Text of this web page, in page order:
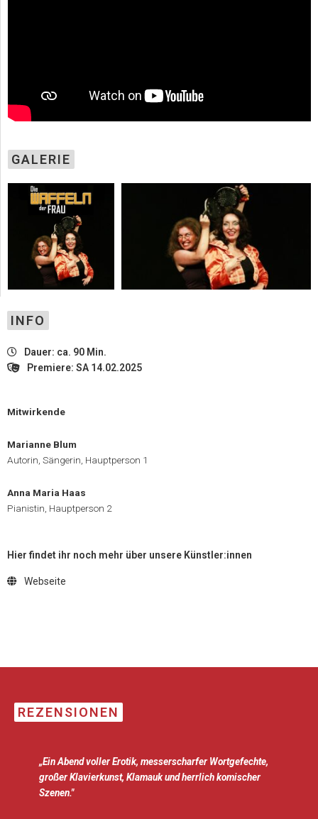
INFO
Dauer: ca. 90 Min.
Premiere: SA 14.02.2025
Mitwirkende
Marianne Blum
Autorin, Sängerin, Hauptperson 1
Anna Maria Haas
Pianistin, Hauptperson 2
Hier findet ihr noch mehr über unsere Künstler:innen
Webseite
GALERIE
REZENSIONEN
„Ein Abend voller Erotik, messerscharfer Wortgefechte,
großer Klavierkunst, Klamauk und herrlich komischer
Szenen."